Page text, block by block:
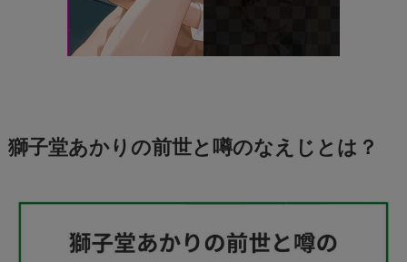
獅子堂あかりの前世と噂のなえじとは？